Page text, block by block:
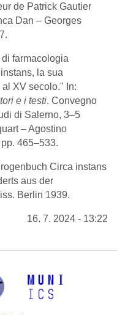
de Patrick Gautier
Dan – Georges
farmacologia
la sua
XV secolo." In:
e i testi. Convegno
di Salerno, 3–5
– Agostino
465–533.
Circa instans
aus der
Berlin 1939.
16. 7. 2024 - 13:22